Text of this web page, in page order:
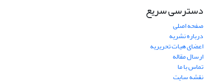
دسترسی سریع
صفحه اصلی
درباره نشریه
اعضای هیات تحریریه
ارسال مقاله
تماس با ما
نقشه سایت